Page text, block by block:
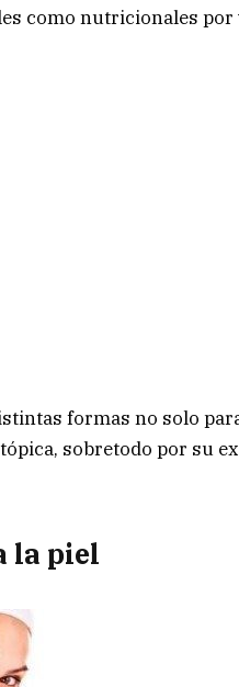
como nutricionales por
formas no solo
sobretodo por su
la piel